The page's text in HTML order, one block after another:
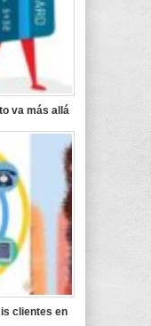
va más allá
clientes en